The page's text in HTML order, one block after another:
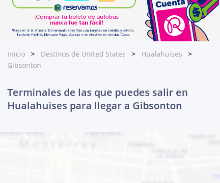
Inicio Destinos de United States
Hualahuises
Gibsonton
Terminales de las que puedes salir en
Hualahuises para llegar a Gibsonton